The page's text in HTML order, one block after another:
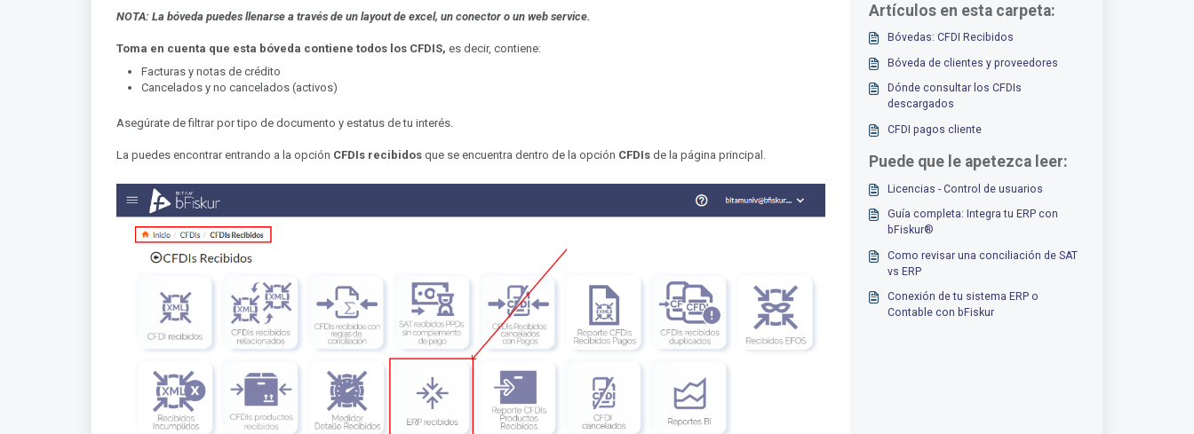
NOTA: La bóveda puedes llenarse a través de un layout de excel, un conector o un web service.
Toma en cuenta que esta bóveda contiene todos los CFDIS, es decir, contiene:
Facturas y notas de crédito
Cancelados y no cancelados (activos)
Asegúrate de filtrar por tipo de documento y estatus de tu interés.
La puedes encontrar entrando a la opción CFDIs recibidos que se encuentra dentro de la opción CFDIs de la página principal.
Artículos en esta carpeta:
Bóvedas: CFDI Recibidos
Bóveda de clientes y proveedores
Dónde consultar los CFDIs
descargados
CFDI pagos cliente
Puede que le apetezca leer:
Licencias - Control de usuarios
Guía completa: Integra tu ERP con
bFiskur®︎
Como revisar una conciliación de SAT
vs ERP
Conexión de tu sistema ERP o
Contable con bFiskur